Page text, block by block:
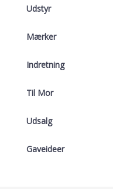
Udstyr
Mærker
Indretning
Til Mor
Udsalg
Gaveideer